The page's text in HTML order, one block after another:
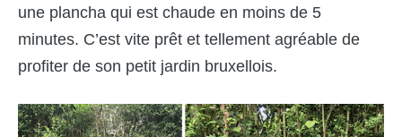
une plancha qui est chaude en moins de 5
minutes. C’est vite prêt et tellement agréable de
profiter de son petit jardin bruxellois.